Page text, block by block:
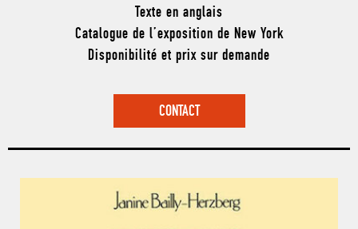
Texte en anglais
Catalogue de l’exposition de New York
Disponibilité et prix sur demande
CONTACT